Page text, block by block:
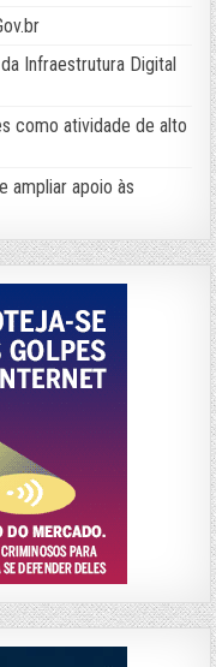
Infraestrutura Digital
como atividade de alto
ampliar apoio às